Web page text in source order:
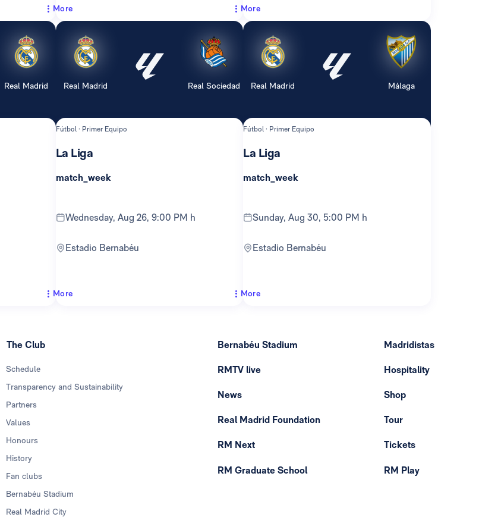
More More
Real Madrid Real Madrid Real Sociedad
Fútbol · Primer Equipo
La Liga
match_week
Wednesday, Aug 26, 9:00 PM h
Estadio Bernabéu
More
Real Madrid Málaga
Fútbol · Primer Equipo
La Liga
match_week
Sunday, Aug 30, 5:00 PM h
Estadio Bernabéu
More
The Club
Schedule
Transparency and Sustainability
Partners
Values
Honours
History
Fan clubs
Bernabéu Stadium
Real Madrid City
Bernabéu Stadium
RMTV live
News
Real Madrid Foundation
RM Next
RM Graduate School
Madridistas
Hospitality
Shop
Tour
Tickets
RM Play